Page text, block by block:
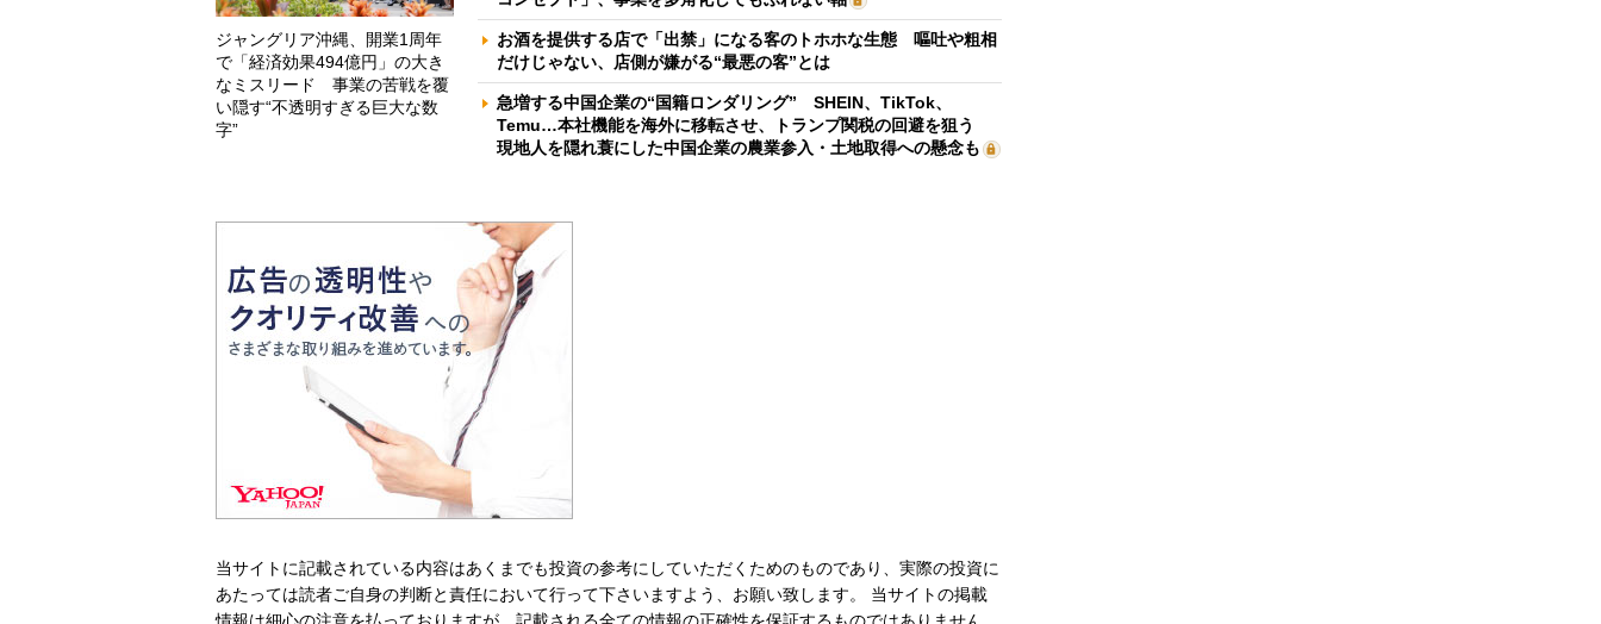
ジャングリア沖縄、開業1周年
で「経済効果494億円」の大き
なミスリード 事業の苦戦を覆
い隠す“不透明すぎる巨大な数
字”
お酒を提供する店で「出禁」になる客のトホホな生態 嘔吐や粗相
だけじゃない、店側が嫌がる“最悪の客”とは
急増する中国企業の“国籍ロンダリング” SHEIN、TikTok、
Temu…本社機能を海外に移転させ、トランプ関税の回避を狙う
現地人を隠れ蓑にした中国企業の農業参入・土地取得への懸念も
当サイトに記載されている内容はあくまでも投資の参考にしていただくためのものであり、実際の投資に
あたっては読者ご自身の判断と責任において行って下さいますよう、お願い致します。 当サイトの掲載